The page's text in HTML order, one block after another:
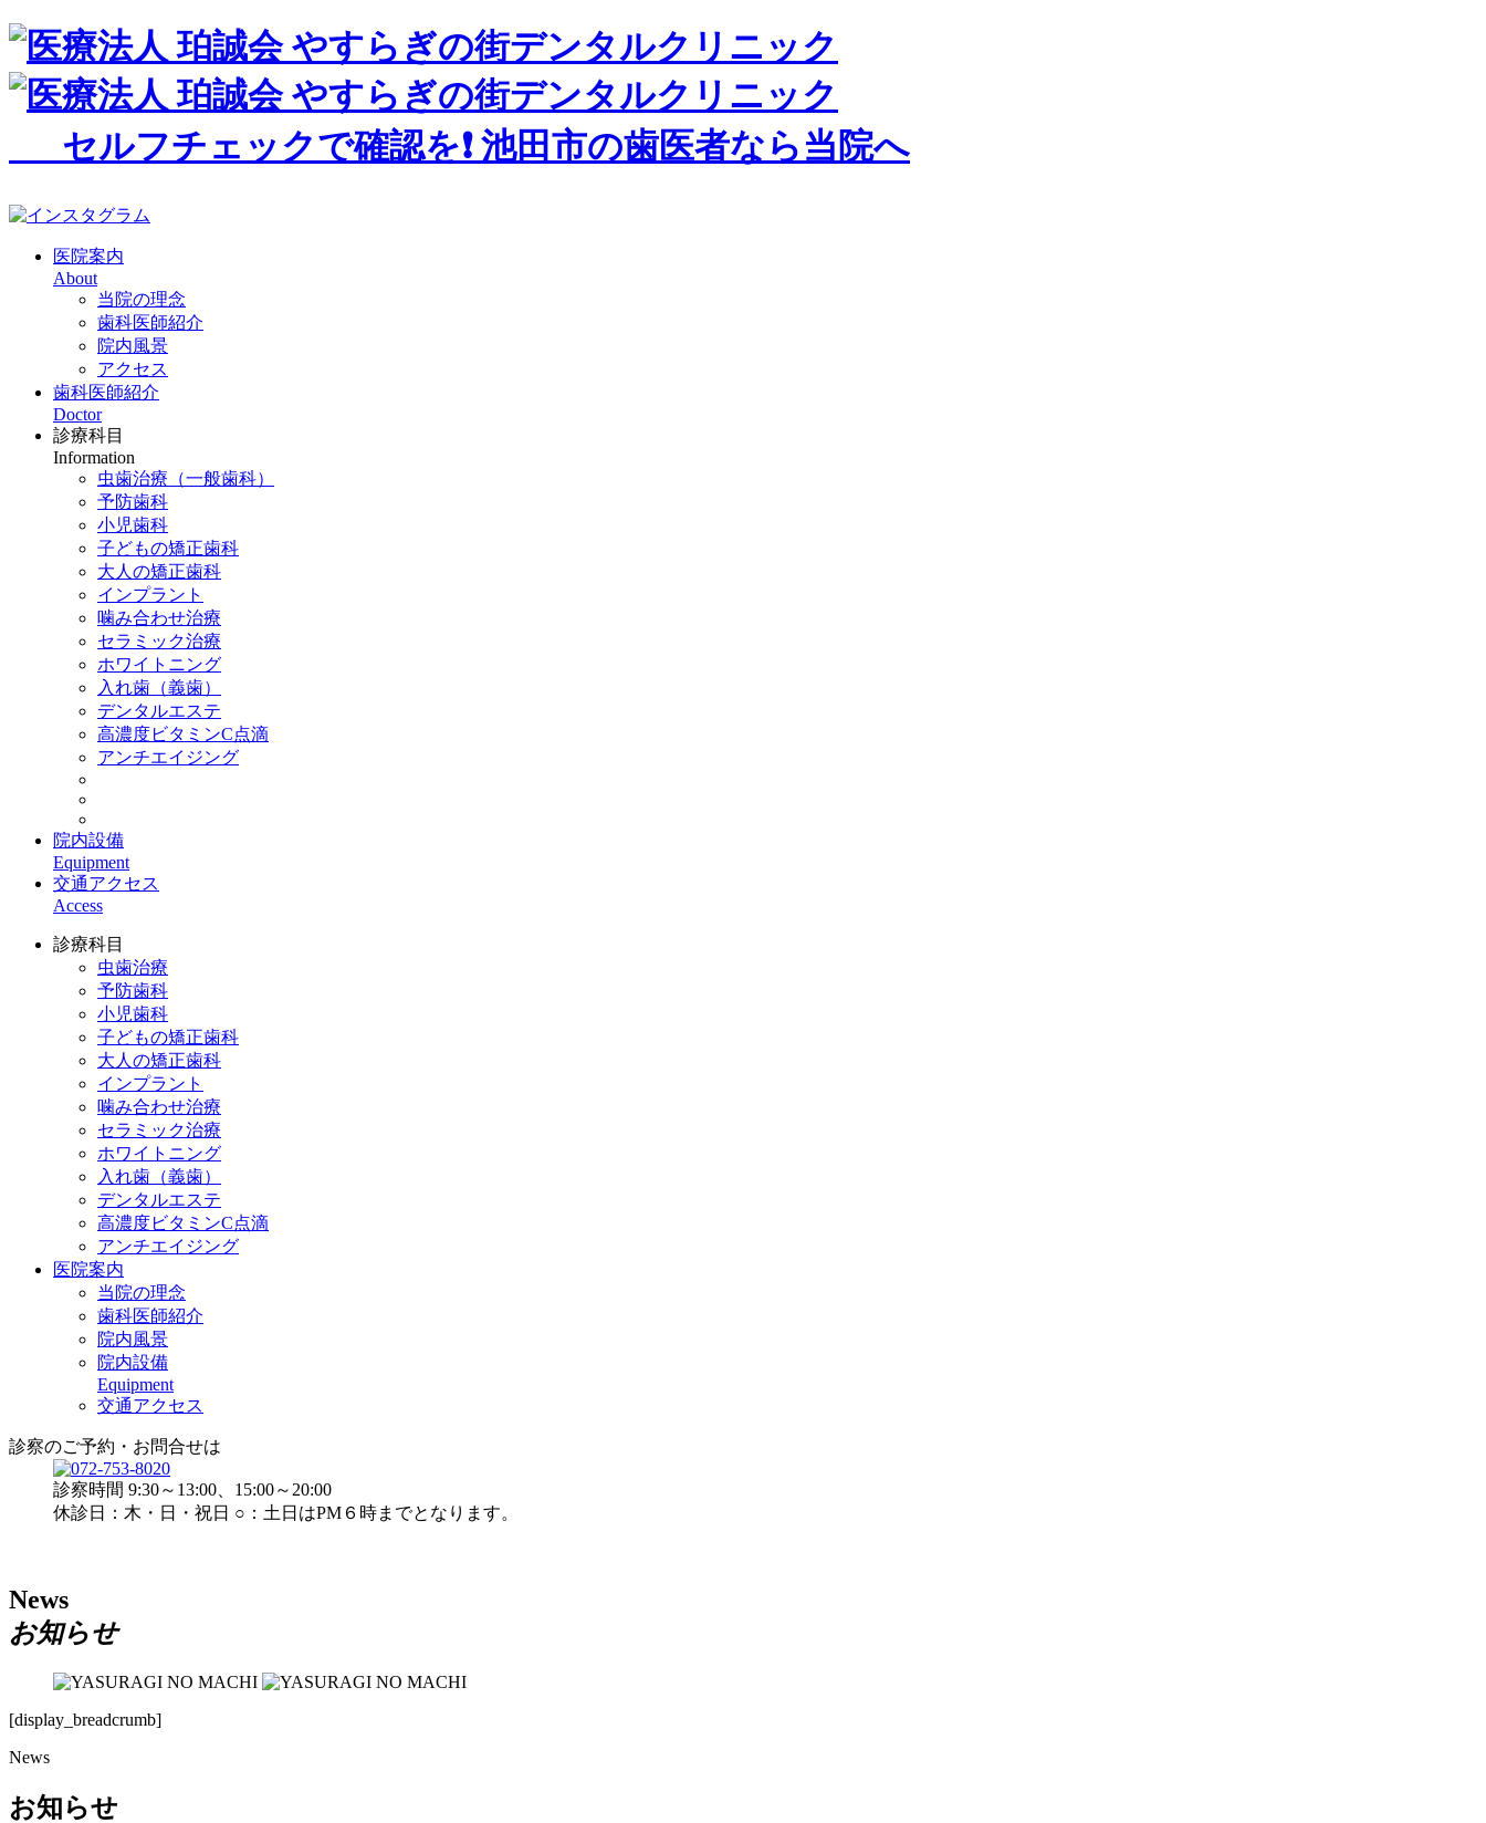
セルフチェックで確認を❗️ 池田市の歯医者なら当院へ
医院案内
About
当院の理念
歯科医師紹介
院内風景
アクセス
歯科医師紹介
Doctor
診療科目
Information
虫歯治療（一般歯科）
予防歯科
小児歯科
子どもの矯正歯科
大人の矯正歯科
インプラント
噛み合わせ治療
セラミック治療
ホワイトニング
入れ歯（義歯）
デンタルエステ
高濃度ビタミンC点滴
アンチエイジング
院内設備
Equipment
交通アクセス
Access
診療科目
虫歯治療
予防歯科
小児歯科
子どもの矯正歯科
大人の矯正歯科
インプラント
噛み合わせ治療
セラミック治療
ホワイトニング
入れ歯（義歯）
デンタルエステ
高濃度ビタミンC点滴
アンチエイジング
医院案内
当院の理念
歯科医師紹介
院内風景
院内設備
Equipment
交通アクセス
診察のご予約・お問合せは
診察時間 9:30～13:00、15:00～20:00
休診日：木・日・祝日 ○：土日はPM６時までとなります。
News
お知らせ
[display_breadcrumb]
News
お知らせ